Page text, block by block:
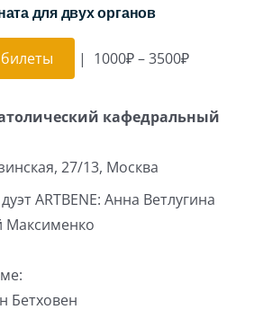
для двух органов
| 1000₽ – 3500₽
кафедральный
27/13, Москва
ARTBENE: Анна Ветлугина
Максименко
Бетховен